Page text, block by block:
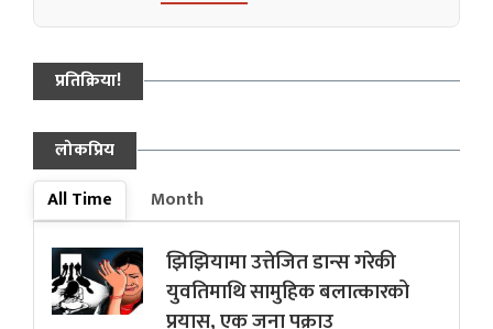
प्रतिक्रिया!
लोकप्रिय
All Time
Month
झिझियामा उत्तेजित डान्स गरेकी
युवतिमाथि सामुहिक बलात्कारको
प्रयास, एक जना पक्राउ